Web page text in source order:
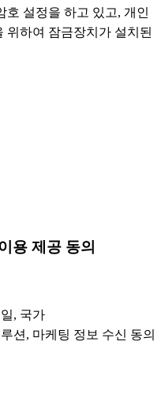
호 설정을 하고 있고, 개인
위하여 잠금장치가 설치된
용 제공 동의
, 국가
션, 마케팅 정보 수신 동의